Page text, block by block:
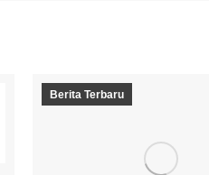
Berita Terbaru